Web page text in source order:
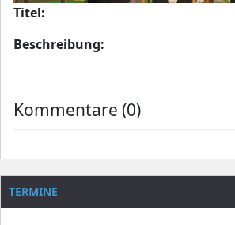
Titel:
Beschreibung:
Kommentare (0)
TERMINE